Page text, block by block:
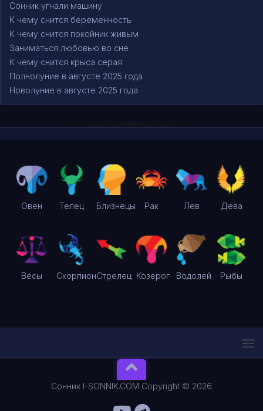
Сонник угнали машину
К чему снится беременность
К чему снится покойник живым
Заниматься любовью во сне
К чему снится крыса серая
Полнолуние в августе 2025 года
Новолуние в августе 2025 года
Овен Телец Близнецы Рак Лев Дева
Весы СкорпионСтрелец Козерог Водолей Рыбы
Сонник I-SONNIK.COM Copyright © 2026